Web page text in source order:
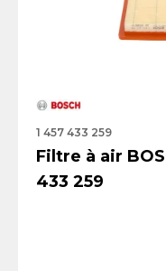
1 457 433 259
Filtre à air
433 259